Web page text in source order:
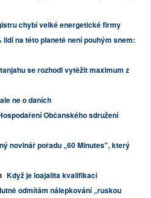
chybí velké energetické firmy
lidí na této planetě není pouhým snem:
se rozhodl vytěžit maximum z
ne o daních
Občanského sdružení
novinář pořadu „60 Minutes", který
Když je loajalita kvalifikací
odmítám nálepkování „ruskou